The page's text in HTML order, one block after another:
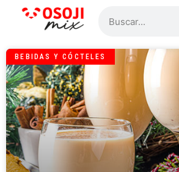
BEBIDAS Y CÓCTELES